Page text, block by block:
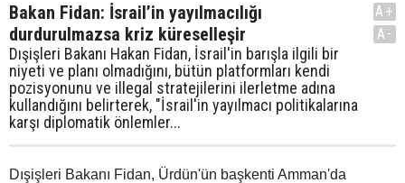
Bakan Fidan: İsrail’in yayılmacılığı
durdurulmazsa kriz küreselleşir
Dışişleri Bakanı Hakan Fidan, İsrail'in barışla ilgili bir
niyeti ve planı olmadığını, bütün platformları kendi
pozisyonunu ve illegal stratejilerini ilerletme adına
kullandığını belirterek, "İsrail'in yayılmacı politikalarına
karşı diplomatik önlemler...
A+
A-
Dışişleri Bakanı Fidan, Ürdün'ün başkenti Amman'da